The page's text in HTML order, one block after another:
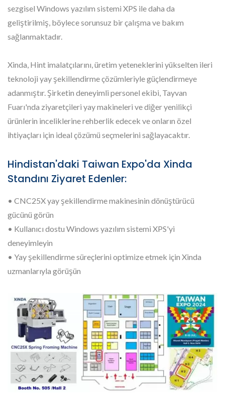
sezgisel Windows yazılım sistemi XPS ile daha da
geliştirilmiş, böylece sorunsuz bir çalışma ve bakım
sağlanmaktadır.
Xinda, Hint imalatçılarını, üretim yeteneklerini yükselten ileri
teknoloji yay şekillendirme çözümleriyle güçlendirmeye
adanmıştır. Şirketin deneyimli personel ekibi, Tayvan
Fuarı'nda ziyaretçileri yay makineleri ve diğer yenilikçi
ürünlerin inceliklerine rehberlik edecek ve onların özel
ihtiyaçları için ideal çözümü seçmelerini sağlayacaktır.
Hindistan'daki Taiwan Expo'da Xinda
Standını Ziyaret Edenler:
• CNC25X yay şekillendirme makinesinin dönüştürücü
gücünü görün
• Kullanıcı dostu Windows yazılım sistemi XPS'yi
deneyimleyin
• Yay şekillendirme süreçlerini optimize etmek için Xinda
uzmanlarıyla görüşün